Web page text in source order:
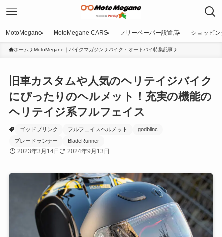
MotoMegane MotoMegane CARS フリーペーパー設置店 ショッピン
ホーム MotoMegane｜バイクマガジン バイク・オートバイ特集記事
旧車カスタムや人気のヘリテイジバイク
にぴったりのヘルメット！充実の機能の
ヘリテイジ系フルフェイス
ゴッドブリンク フルフェイスヘルメット
godblinc
ブレードランナー
BladeRunner
2023年3月14日 2024年9月13日